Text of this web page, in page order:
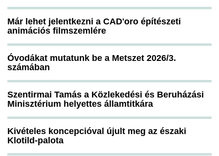
Már lehet jelentkezni a CAD'oro építészeti
animációs filmszemlére
Óvodákat mutatunk be a Metszet 2026/3.
számában
Szentirmai Tamás a Közlekedési és Beruházási
Minisztérium helyettes államtitkára
Kivételes koncepcióval újult meg az északi
Klotild-palota